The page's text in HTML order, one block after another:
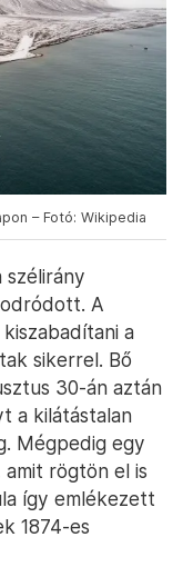
– Fotó: Wikipedia
szélirány
A
a
sikerrel. Bő
30-án aztán
a kilátástalan
Mégpedig egy
rögtön el is
így emlékezett
1874-es